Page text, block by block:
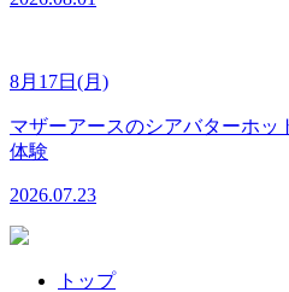
8月17日(月)
マザーアースのシアバターホッ
体験
2026.07.23
トップ